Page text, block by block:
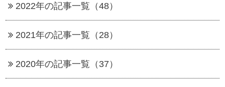
2022年の記事一覧（48）
2021年の記事一覧（28）
2020年の記事一覧（37）